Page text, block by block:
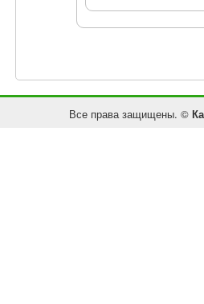
Все права защищены. ©